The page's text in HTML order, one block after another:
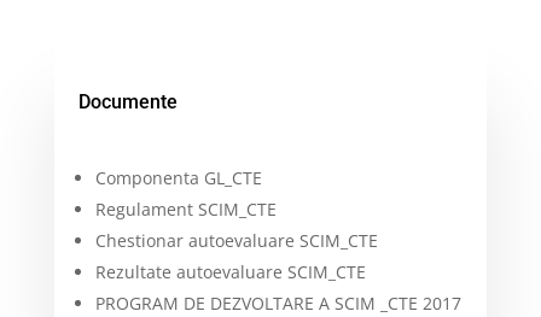
Documente
Componenta GL_CTE
Regulament SCIM_CTE
Chestionar autoevaluare SCIM_CTE
Rezultate autoevaluare SCIM_CTE
PROGRAM DE DEZVOLTARE A SCIM _CTE 2017